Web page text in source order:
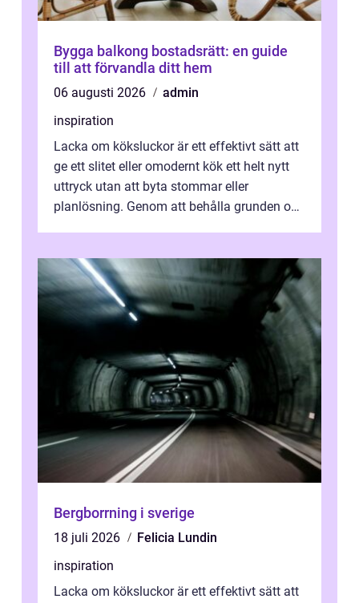
Bygga balkong bostadsrätt: en guide
till att förvandla ditt hem
06 augusti 2026
admin
inspiration
Lacka om köksluckor är ett effektivt sätt att
ge ett slitet eller omodernt kök ett helt nytt
uttryck utan att byta stommar eller
planlösning. Genom att behålla grunden och
Bergborrning i sverige
18 juli 2026
Felicia Lundin
inspiration
Lacka om köksluckor är ett effektivt sätt att